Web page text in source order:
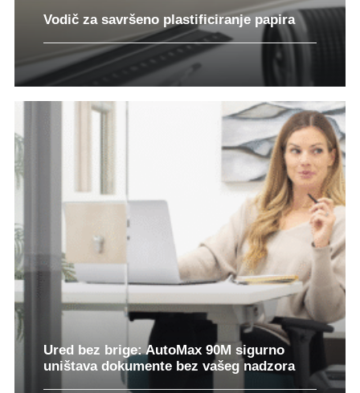
Vodič za savršeno plastificiranje papira
Ured bez brige: AutoMax 90M sigurno
uništava dokumente bez vašeg nadzora